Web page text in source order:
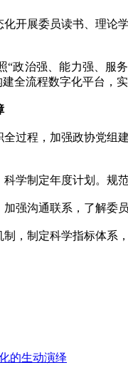
展委员读书、理论
治强、能力强、服
全流程数字化平台，实
程，加强政协党组
制定年度计划。规
沟通联系，了解委员
制定科学指标体系
的生动演绎